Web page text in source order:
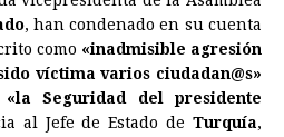
e
a
d
t
e
r
e
k
e
d
i
l
n
t
y
L
i
n
, han condenado en su cuenta
como «inadmisible agresión
víctima varios ciudadan@s»
«la Seguridad del presidente
al Jefe de Estado de Turquía,